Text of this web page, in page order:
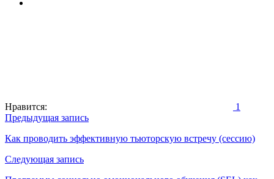
Нравится: 1
Навигация
по
записям
Предыдущая запись
Как проводить эффективную тьюторскую встречу (сессию)
Следующая запись